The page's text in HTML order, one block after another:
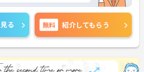
る 無料 紹介してもらう